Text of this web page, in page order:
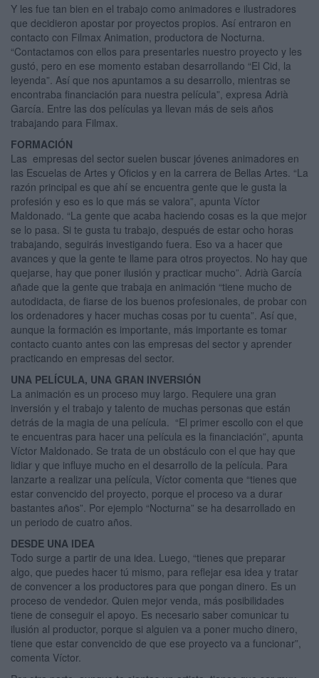
Y les fue tan bien en el trabajo como animadores e ilustradores
que decidieron apostar por proyectos propios. Así entraron en
contacto con Filmax Animation, productora de Nocturna.
“Contactamos con ellos para presentarles nuestro proyecto y les
gustó, pero en ese momento estaban desarrollando “El Cid, la
leyenda”. Así que nos apuntamos a su desarrollo, mientras se
encontraba financiación para nuestra película”, expresa Adrià
García. Entre las dos películas ya llevan más de seis años
trabajando para Filmax.
FORMACIÓN
Las empresas del sector suelen buscar jóvenes animadores en
las Escuelas de Artes y Oficios y en la carrera de Bellas Artes. “La
razón principal es que ahí se encuentra gente que le gusta la
profesión y eso es lo que más se valora”, apunta Víctor
Maldonado. “La gente que acaba haciendo cosas es la que mejor
se lo pasa. Si te gusta tu trabajo, después de estar ocho horas
trabajando, seguirás investigando fuera. Eso va a hacer que
avances y que la gente te llame para otros proyectos. No hay que
quejarse, hay que poner ilusión y practicar mucho”. Adrià García
añade que la gente que trabaja en animación “tiene mucho de
autodidacta, de fiarse de los buenos profesionales, de probar con
los ordenadores y hacer muchas cosas por tu cuenta”. Así que,
aunque la formación es importante, más importante es tomar
contacto cuanto antes con las empresas del sector y aprender
practicando en empresas del sector.
UNA PELÍCULA, UNA GRAN INVERSIÓN
La animación es un proceso muy largo. Requiere una gran
inversión y el trabajo y talento de muchas personas que están
detrás de la magia de una película. “El primer escollo con el que
te encuentras para hacer una película es la financiación”, apunta
Víctor Maldonado. Se trata de un obstáculo con el que hay que
lidiar y que influye mucho en el desarrollo de la película. Para
lanzarte a realizar una película, Víctor comenta que “tienes que
estar convencido del proyecto, porque el proceso va a durar
bastantes años”. Por ejemplo “Nocturna” se ha desarrollado en
un periodo de cuatro años.
DESDE UNA IDEA
Todo surge a partir de una idea. Luego, “tienes que preparar
algo, que puedes hacer tú mismo, para reflejar esa idea y tratar
de convencer a los productores para que pongan dinero. Es un
proceso de vendedor. Quien mejor venda, más posibilidades
tiene de conseguir el apoyo. Es necesario saber comunicar tu
ilusión al productor, porque si alguien va a poner mucho dinero,
tiene que estar convencido de que ese proyecto va a funcionar”,
comenta Víctor.